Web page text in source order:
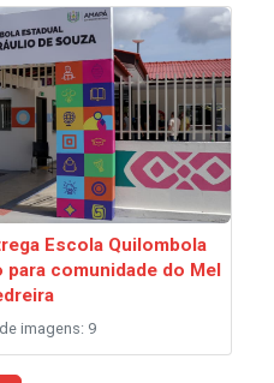
Escola Quilombola
comunidade do Mel
imagens: 9